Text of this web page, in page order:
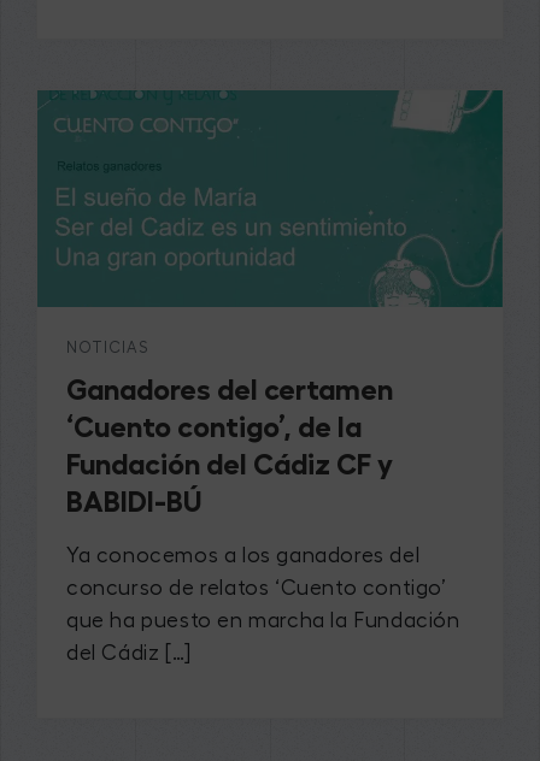
NOTICIAS
Ganadores del certamen
‘Cuento contigo’, de la
Fundación del Cádiz CF y
BABIDI-BÚ
Ya conocemos a los ganadores del
concurso de relatos ‘Cuento contigo’
que ha puesto en marcha la Fundación
del Cádiz […]